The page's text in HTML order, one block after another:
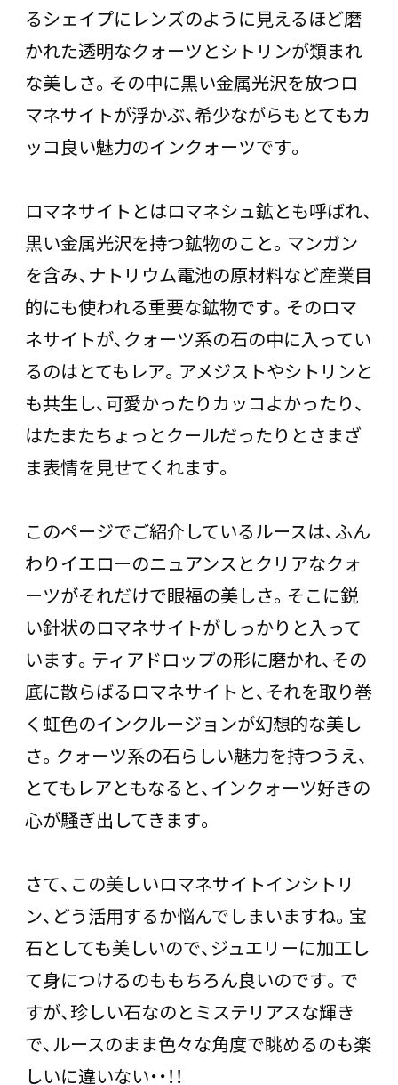
るシェイプにレンズのように見えるほど磨
かれた透明なクォーツとシトリンが類まれ
な美しさ。その中に黒い金属光沢を放つロ
マネサイトが浮かぶ、希少ながらもとてもカ
ッコ良い魅力のインクォーツです。
ロマネサイトとはロマネシュ鉱とも呼ばれ、
黒い金属光沢を持つ鉱物のこと。マンガン
を含み、ナトリウム電池の原材料など産業目
的にも使われる重要な鉱物です。そのロマ
ネサイトが、クォーツ系の石の中に入ってい
るのはとてもレア。アメジストやシトリンと
も共生し、可愛かったりカッコよかったり、
はたまたちょっとクールだったりとさまざ
ま表情を見せてくれます。
このページでご紹介しているルースは、ふん
わりイエローのニュアンスとクリアなクォ
ーツがそれだけで眼福の美しさ。そこに鋭
い針状のロマネサイトがしっかりと入って
います。ティアドロップの形に磨かれ、その
底に散らばるロマネサイトと、それを取り巻
く虹色のインクルージョンが幻想的な美し
さ。クォーツ系の石らしい魅力を持つうえ、
とてもレアともなると、インクォーツ好きの
心が騒ぎ出してきます。
さて、この美しいロマネサイトインシトリ
ン、どう活用するか悩んでしまいますね。宝
石としても美しいので、ジュエリーに加工し
て身につけるのももちろん良いのです。で
すが、珍しい石なのとミステリアスな輝き
で、ルースのまま色々な角度で眺めるのも楽
しいに違いない・・！！